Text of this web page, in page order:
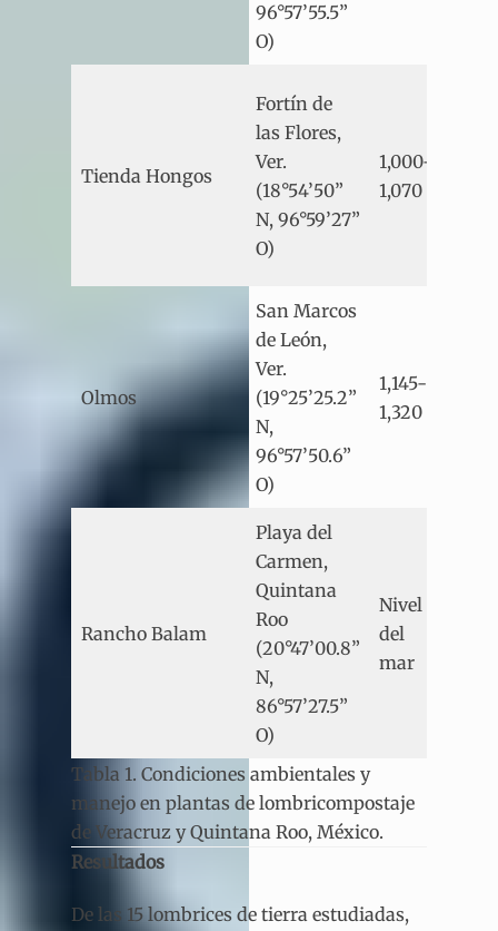
96°57’55.5”
O)
Tienda Hongos
Fortín de
las Flores,
Ver.
(18°54’50”
N, 96°59’27”
O)
1,000-
1,070
Olmos
San Marcos
de León,
Ver.
(19°25’25.2”
N,
96°57’50.6”
O)
1,145-
1,320
Rancho Balam
Playa del
Carmen,
Quintana
Roo
(20°47’00.8”
N,
86°57’27.5”
O)
Nivel
del
mar
Tabla 1. Condiciones ambientales y
manejo en plantas de lombricompostaje
de Veracruz y Quintana Roo, México.
Resultados
De las 15 lombrices de tierra estudiadas,